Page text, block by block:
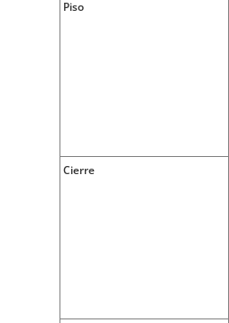
Piso
Cierre